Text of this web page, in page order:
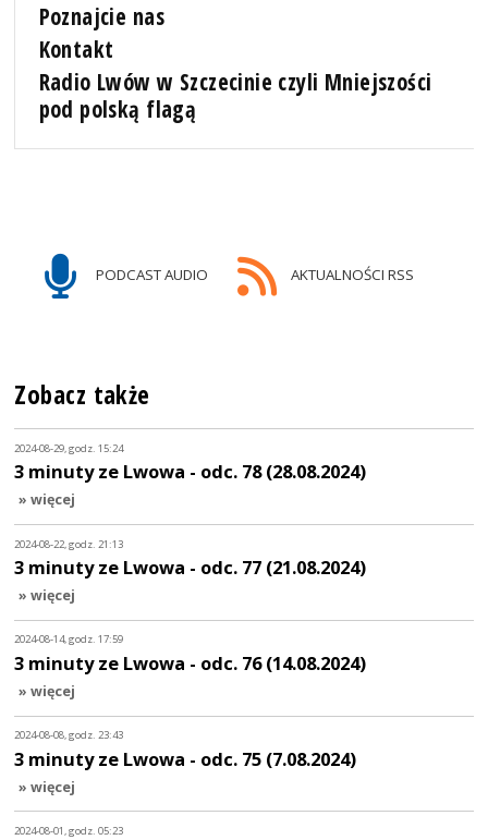
Poznajcie nas
Kontakt
Radio Lwów w Szczecinie czyli Mniejszości
pod polską flagą
PODCAST AUDIO AKTUALNOŚCI RSS
Zobacz także
2024-08-29, godz. 15:24
3 minuty ze Lwowa - odc. 78 (28.08.2024)
» więcej
2024-08-22, godz. 21:13
3 minuty ze Lwowa - odc. 77 (21.08.2024)
» więcej
2024-08-14, godz. 17:59
3 minuty ze Lwowa - odc. 76 (14.08.2024)
» więcej
2024-08-08, godz. 23:43
3 minuty ze Lwowa - odc. 75 (7.08.2024)
» więcej
2024-08-01, godz. 05:23